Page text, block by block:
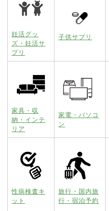
妊活グッ
ズ・妊活サ
プリ
子供サプリ
家具・収
納・インテ
リア
家電・パソコ
ン
性病検査キ
ット
旅行・国内旅
行・宿泊予約